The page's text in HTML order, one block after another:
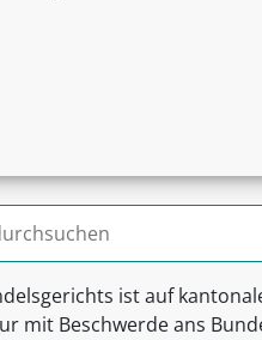
ist auf
mit Beschwerde ans